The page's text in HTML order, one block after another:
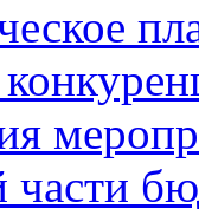
части